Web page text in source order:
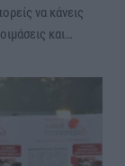
να κάνεις
και…